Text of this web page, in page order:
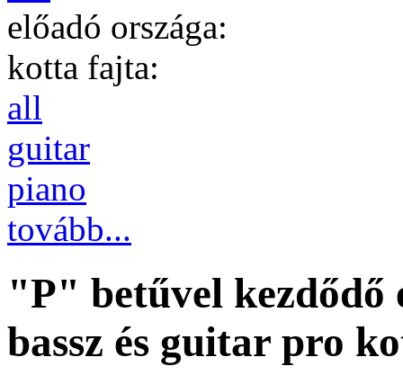
előadó országa:
kotta fajta:
all
guitar
piano
tovább...
"P" betűvel kezdődő
bassz és guitar pro